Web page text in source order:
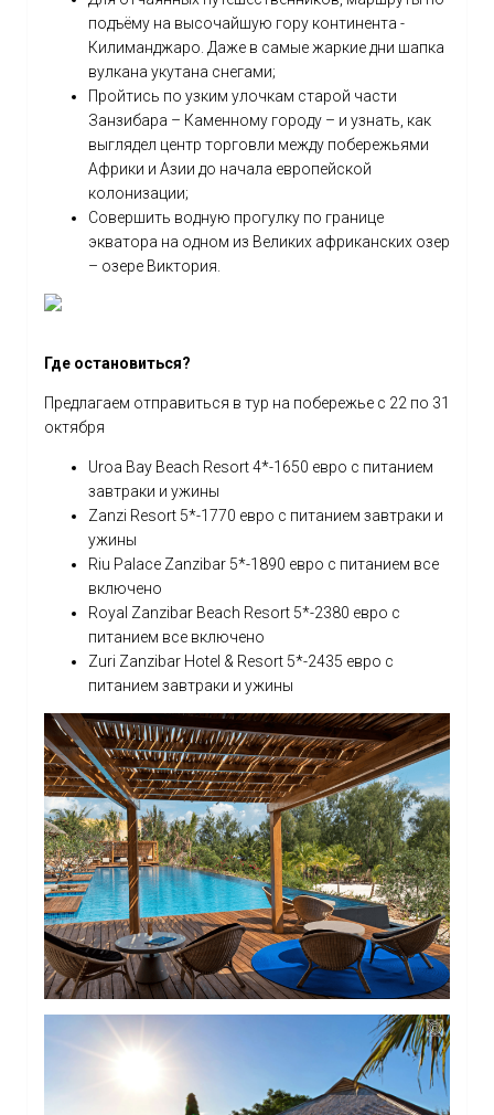
подъёму на высочайшую гору континента -
Килиманджаро. Даже в самые жаркие дни шапка
вулкана укутана снегами;
Пройтись по узким улочкам старой части
Занзибара – Каменному городу – и узнать, как
выглядел центр торговли между побережьями
Африки и Азии до начала европейской
колонизации;
Совершить водную прогулку по границе
экватора на одном из Великих африканских озер
– озере Виктория.
Где остановиться?
Предлагаем отправиться в тур на побережье с 22 по 31
октября
Uroa Bay Beach Resort 4*-1650 евро с питанием
завтраки и ужины
Zanzi Resort 5*-1770 евро с питанием завтраки и
ужины
Riu Palace Zanzibar 5*-1890 евро с питанием все
включено
Royal Zanzibar Beach Resort 5*-2380 евро с
питанием все включено
Zuri Zanzibar Hotel & Resort 5*-2435 евро с
питанием завтраки и ужины